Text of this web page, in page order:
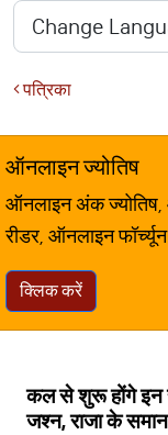
पत्रिका
ऑनलाइन ज्योतिष
ऑनलाइन अंक ज्योतिष,
रीडर, ऑनलाइन
क्लिक करें
कल से शुरू होंगे इन
जश्न, राजा के समान